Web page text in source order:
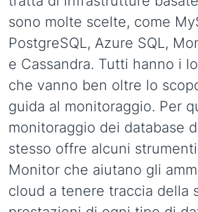
sono molte scelte, come
PostgreSQL, Azure SQL,
e Cassandra. Tutti hanno i
che vanno ben oltre lo
guida al monitoraggio. Per
monitoraggio dei database
stesso offre alcuni
Monitor che aiutano gli
cloud a tenere traccia della